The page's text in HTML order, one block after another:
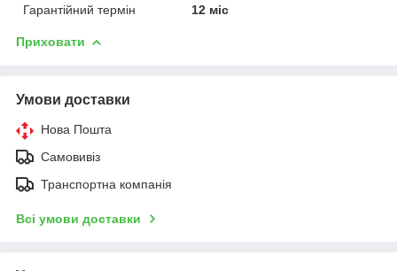
Гарантійний термін
12 міс
Приховати
Умови доставки
Нова Пошта
Самовивіз
Транспортна компанія
Всі умови доставки